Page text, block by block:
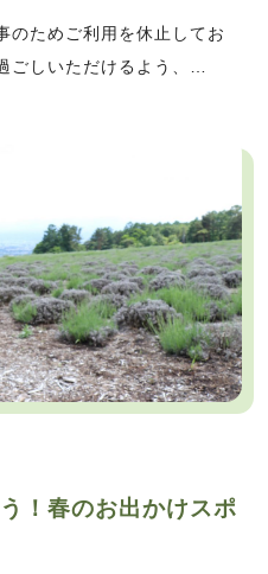
のためご利用を休止してお
ごしいただけるよう、…
！春のお出かけスポ